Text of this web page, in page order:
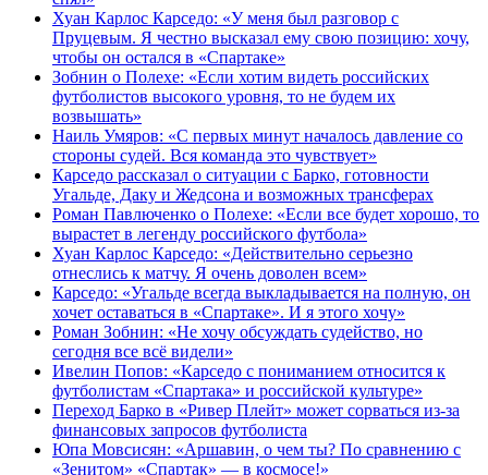
Хуан Карлос Карседо: «У меня был разговор с
Пруцевым. Я честно высказал ему свою позицию: хочу,
чтобы он остался в «Спартаке»
Зобнин о Полехе: «Если хотим видеть российских
футболистов высокого уровня, то не будем их
возвышать»
Наиль Умяров: «С первых минут началось давление со
стороны судей. Вся команда это чувствует»
Карседо рассказал о ситуации с Барко, готовности
Угальде, Даку и Жедсона и возможных трансферах
Роман Павлюченко о Полехе: «Если все будет хорошо, то
вырастет в легенду российского футбола»
Хуан Карлос Карседо: «Действительно серьезно
отнеслись к матчу. Я очень доволен всем»
Карседо: «Угальде всегда выкладывается на полную, он
хочет оставаться в «Спартаке». И я этого хочу»
Роман Зобнин: «Не хочу обсуждать судейство, но
сегодня все всё видели»
Ивелин Попов: «Карседо с пониманием относится к
футболистам «Спартака» и российской культуре»
Переход Барко в «Ривер Плейт» может сорваться из‑за
финансовых запросов футболиста
Юпа Мовсисян: «Аршавин, о чем ты? По сравнению с
«Зенитом» «Спартак» — в космосе!»